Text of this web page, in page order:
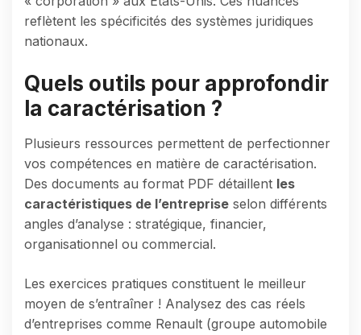
reflètent les spécificités des systèmes juridiques
nationaux.
Quels outils pour approfondir
la caractérisation ?
Plusieurs ressources permettent de perfectionner
vos compétences en matière de caractérisation.
Des documents au format PDF détaillent les
caractéristiques de l’entreprise selon différents
angles d’analyse : stratégique, financier,
organisationnel ou commercial.
Les exercices pratiques constituent le meilleur
moyen de s’entraîner ! Analysez des cas réels
d’entreprises comme Renault (groupe automobile